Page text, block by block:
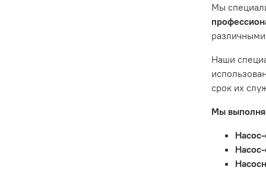
Гарантия
Истек
Товар
диски
Мы
Наши
срок их
Мы